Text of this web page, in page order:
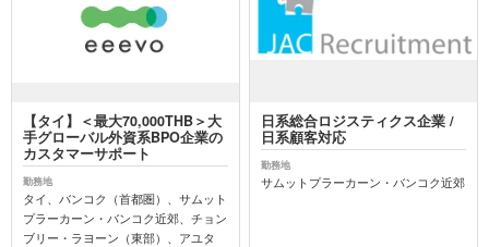
【タイ】＜最大70,000THB＞大
手グローバル外資系BPO企業の
カスタマーサポート
勤務地
タイ、バンコク（首都圏）、サムット
プラーカーン・バンコク近郊、チョン
ブリー・ラヨーン（東部）、アユタ
日系総合ロジスティクス企業 /
日系顧客対応
勤務地
サムットプラーカーン・バンコク近郊